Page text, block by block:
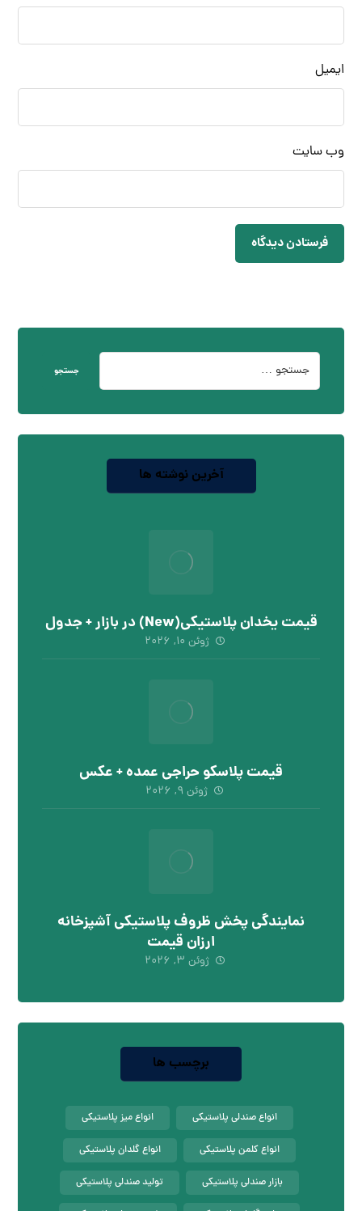
ایمیل
وب‌ سایت
فرستادن دیدگاه
جستجو
آخرین نوشته ها
قیمت یخدان پلاستیکی(New) در بازار + جدول
ژوئن ۱۰, ۲۰۲۶
قیمت پلاسکو حراجی عمده + عکس
ژوئن ۹, ۲۰۲۶
نمایندگی پخش ظروف پلاستیکی آشپزخانه
ارزان قیمت
ژوئن ۳, ۲۰۲۶
برچسب ها
انواع صندلی پلاستیکی انواع میز پلاستیکی
انواع کلمن پلاستیکی انواع گلدان پلاستیکی
بازار صندلی پلاستیکی تولید صندلی پلاستیکی